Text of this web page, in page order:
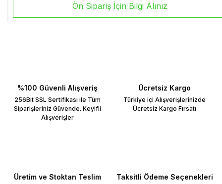
Ön Sipariş İçin Bilgi Alınız
%100 Güvenli Alışveriş
256Bit SSL Sertifikası ile Tüm
Siparişleriniz Güvende. Keyifli
Alışverişler
Ücretsiz Kargo
Türkiye içi Alışverişlerinizde
Ücretsiz Kargo Fırsatı
Üretim ve Stoktan Teslim Taksitli Ödeme Seçenekleri